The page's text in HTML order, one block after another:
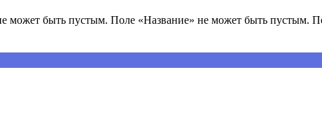
может быть пустым. Поле «Название» не может быть пустым.